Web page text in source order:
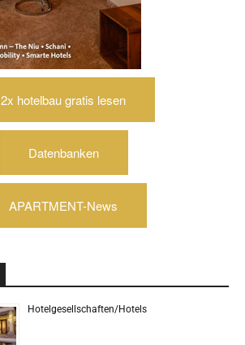
2x hotelbau gratis lesen
Datenbanken
APARTMENT-News
Hotelgesellschaften/Hotels